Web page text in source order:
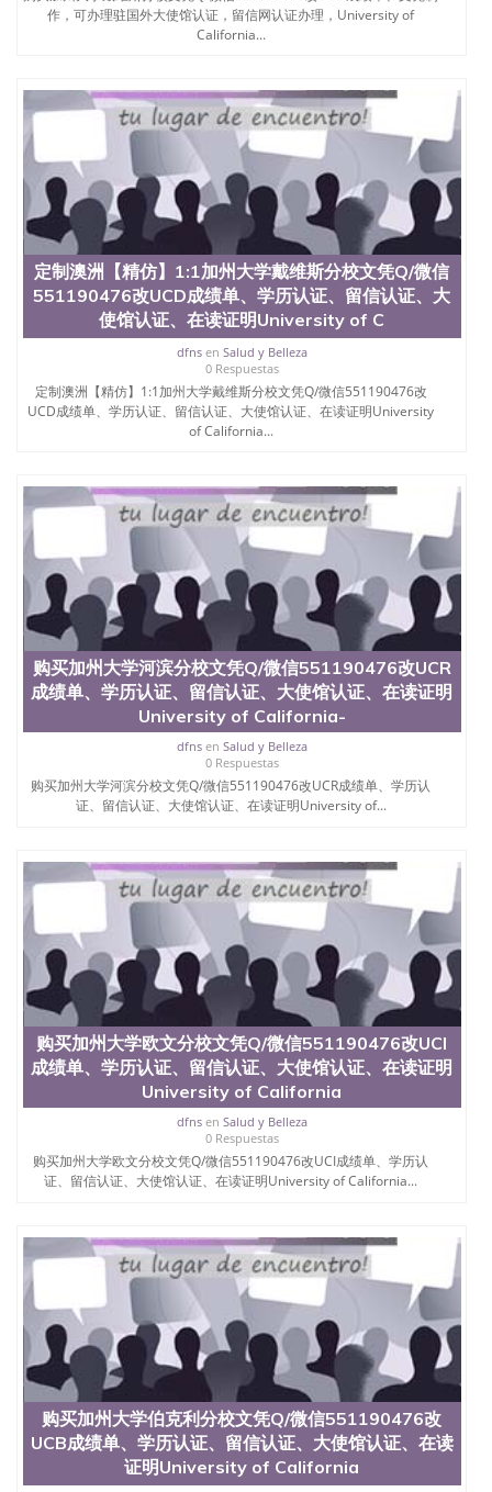
外毕业证外壳定制QQ微信551190476快速代办国外毕
业证QQ微信551190476快速拿到国外文凭QQ微信
信551190476法国留学回国证明QQ微信551190476 国
外烫金照片QQ微信551190476外国文凭在中国有用吗
QQ微信551190476德国留学回国证明QQ微信
551190476爱尔兰留学回国证明QQ微信551190476国
外硕士文凭办理QQ微信551190476 网上买文凭可靠
吗QQ微信551190476买国外文凭质量QQ微信
551190476国外本科毕业证怎么办理QQ微信
551190476国外大学文凭真制作QQ微信551190476办
国外文凭可找工作QQ微信551190476国外大学有毕业
证QQ微信551190476办理国外毕业证价格QQ微信
551190476国外编号查询QQ微信551190476办理国外
文凭要交定金吗QQ微信551190476办国外可查文凭
QQ微信551190476网上购买真文凭可信吗QQ微信
551190476学士学位证书查询机构QQ微信551190476
国外资格证书办理QQ微信551190476如何办理学历认
证QQ微信551190476海外文凭认证办理QQ微信
551190476 圣何塞州立大学（San Jose State
西地区的公立大学之一。位于圣何塞市San Jose中
心，占地154公顷。它是一所位于加利福尼亚州的著
名综合性公立大学，它以极高的就业率，全美名列前
茅的毕业薪资，浓厚的多元化学术氛围，杰出的本科
教育质量，被《福克斯》杂志评选为全美50强公立综
合性大学，每年有来自世界各地的成百上千的海外学
生前往求学。 至今，这是一所在世界上享有学术地
位、声誉、实习机会和影响力的高等教育机构，并获
誉为美国本科教育质量的核心代表。其计算机系与会
计系更是在当今美国大学教学排名中表现优异。其毕
业生大多可以在其所处地域的世界硅谷中心得到工作
机会。许多硅谷公司甚至在学生大三和大四的学期提
供许多相应科系的实习机会。无论是加州大学系统
(UC)，还是加州州立大学系统(CSU), 圣何塞州立大学
都占据着加州所有大学中的地理位置。 圣何塞州立大
学座落于硅谷(Silicon Valley), 于附近的旧金山-圣何塞
国的学生来此就读。其有名的科系如计算机科学，电
子工程学，工商管理学，艺术设计，和航空学等，深
受性肯定及好评；而各种大学部和研究所的商学课程
也吸引了众多不同国家的专业人士前来研究与学习。
二、办理流程： 1、收集客户办理信息； 2、客户付
定金下单； 3、公司确认到账转制作点做电子图；
4、电子图做好发给客户确认； 5、电子图确认好转成
品部做成品； 6、成品做好拍照或者视频确认再付余
款； 7、快递给客户（国内顺丰，国外DHL）。 三、
真实网上可查的证明材料 1、教育部学历学位认证，
留服真实存档可查，存档。 2、留学回国人员证明
（使馆认证），使馆网站真实存档可查。 3、留信网
真实可查认证办理，存档可查，终身受用。 四、办理
流程农业科学院、艺术与建筑学院、商学院、交流学
院、地球及物质科学院、教育学院、工程学院、健康
与人类发展学院、信息工程与科学学院、人文学院、
约大学为学生们提供本科、硕士及博士学位。学校的
专业课程包括：会计学、MBA、财务、教育、建筑工
程、经济、医学、护理、文学、音乐、生物学、统计
学、美术、电子工程、天文学、农业、环境污染控
制、历史、电气工程、生物工程、建筑设计、工商管
理、材料科学、机械工程、航天工程、土木工程、数
学、化学、英语、社会科学、心理学、戏剧、市场营
销、机械工程、计算机科学、物理学、人工智能、商
科、金融专业 1、客户提供相关材料，确定客户办理
信息，给出操作方案； 2、补充毕业证成绩单等相关
材料； 3、留服注册申请账号，付定金； 4、预约递
交时间，公司人员陪同客户本人一起去留服递交材
作，可办理驻国外大使馆认证，留信网认证办理，University of
California...
定制澳洲【精仿】1:1加州大学戴维斯分校文凭Q/微信
551190476改UCD成绩单、学历认证、留信认证、大
使馆认证、在读证明University of C
dfnsen Salud y Belleza
0 Respuestas
定制澳洲【精仿】1:1加州大学戴维斯分校文凭Q/微信551190476改
UCD成绩单、学历认证、留信认证、大使馆认证、在读证明University
of California...
购买加州大学河滨分校文凭Q/微信551190476改UCR
成绩单、学历认证、留信认证、大使馆认证、在读证明
University of California-
dfnsen Salud y Belleza
0 Respuestas
购买加州大学河滨分校文凭Q/微信551190476改UCR成绩单、学历认
证、留信认证、大使馆认证、在读证明University of...
购买加州大学欧文分校文凭Q/微信551190476改UCI
成绩单、学历认证、留信认证、大使馆认证、在读证明
University of California
dfnsen Salud y Belleza
0 Respuestas
购买加州大学欧文分校文凭Q/微信551190476改UCI成绩单、学历认
证、留信认证、大使馆认证、在读证明University of California...
购买加州大学伯克利分校文凭Q/微信551190476改
UCB成绩单、学历认证、留信认证、大使馆认证、在读
证明University of California